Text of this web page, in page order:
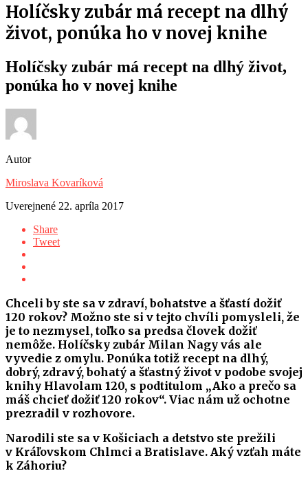
Holíčsky zubár má recept na dlhý
život, ponúka ho v novej knihe
Holíčsky zubár má recept na dlhý život,
ponúka ho v novej knihe
Autor
Miroslava Kovaríková
Uverejnené 22. apríla 2017
Share
Tweet
Chceli by ste sa v zdraví, bohatstve a šťastí dožiť
120 rokov? Možno ste si v tejto chvíli pomysleli, že
je to nezmysel, toľko sa predsa človek dožiť
nemôže. Holíčsky zubár Milan Nagy vás ale
vyvedie z omylu. Ponúka totiž recept na dlhý,
dobrý, zdravý, bohatý a šťastný život v podobe svojej
knihy Hlavolam 120, s podtitulom „Ako a prečo sa
máš chcieť dožiť 120 rokov“. Viac nám už ochotne
prezradil v rozhovore.
Narodili ste sa v Košiciach a detstvo ste prežili
v Kráľovskom Chlmci a Bratislave. Aký vzťah máte
k Záhoriu?